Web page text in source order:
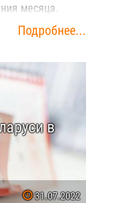
месяца.
Подробнее...
в
31.07.2022